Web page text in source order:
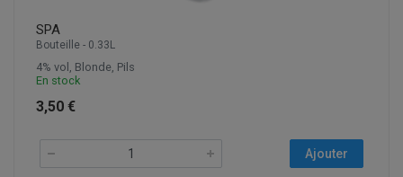
SPA
Bouteille - 0.33L
4% vol, Blonde, Pils
En stock
3,50 €
Ajouter